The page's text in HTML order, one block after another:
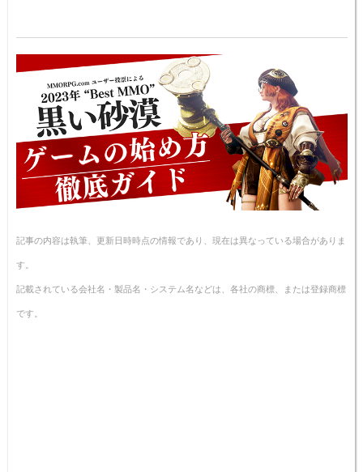
記事の内容は執筆、更新日時時点の情報であり、現在は異なっている場合がありま
す。
記載されている会社名・製品名・システム名などは、各社の商標、または登録商標
です。